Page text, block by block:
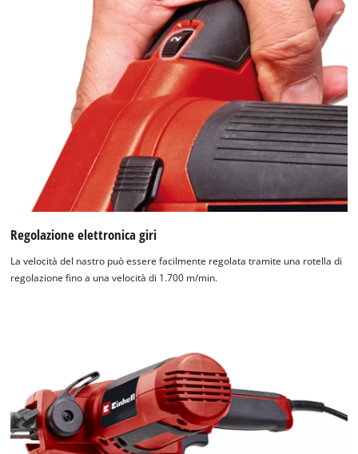
Regolazione elettronica giri
La velocità del nastro può essere facilmente regolata tramite una rotella di
regolazione fino a una velocità di 1.700 m/min.